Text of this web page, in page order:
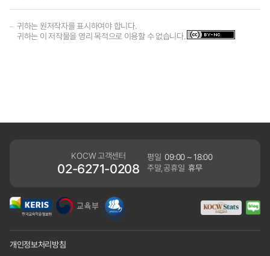
귀하는 원저작자를 표시하여야 합니다.
귀하는 이 저작물을 영리 목적으로 이용할 수 없습니다.
KOCW 고객센터
02-6271-0208
평일 09:00 ~ 18:00
주말,공휴일 휴무
개인정보처리방침